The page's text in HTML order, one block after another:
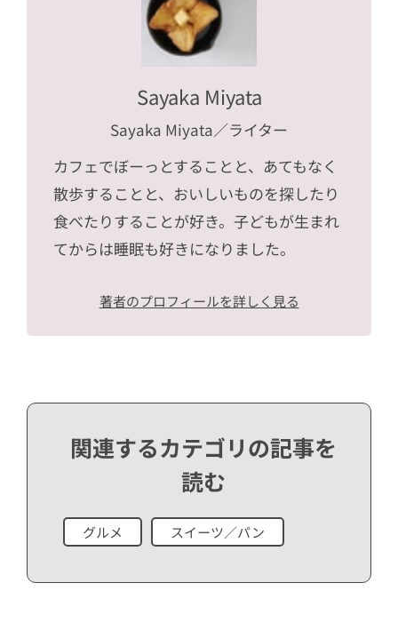
Sayaka Miyata
Sayaka Miyata／ライター
カフェでぼーっとすることと、あてもなく
散歩することと、おいしいものを探したり
食べたりすることが好き。子どもが生まれ
てからは睡眠も好きになりました。
著者のプロフィールを詳しく見る
関連するカテゴリの記事を
読む
グルメ スイーツ／パン